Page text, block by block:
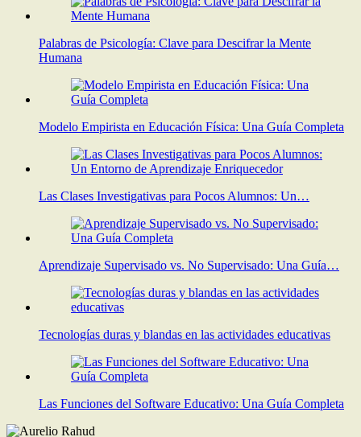
Palabras de Psicología: Clave para Descifrar la Mente
Humana
Modelo Empirista en Educación Física: Una Guía Completa
Las Clases Investigativas para Pocos Alumnos: Un…
Aprendizaje Supervisado vs. No Supervisado: Una Guía…
Tecnologías duras y blandas en las actividades educativas
Las Funciones del Software Educativo: Una Guía Completa